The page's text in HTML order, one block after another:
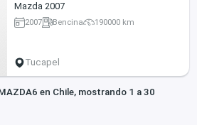
Mazda 2007
2007 Bencina 190000 km
Tucapel
en Chile, mostrando 1 a 30